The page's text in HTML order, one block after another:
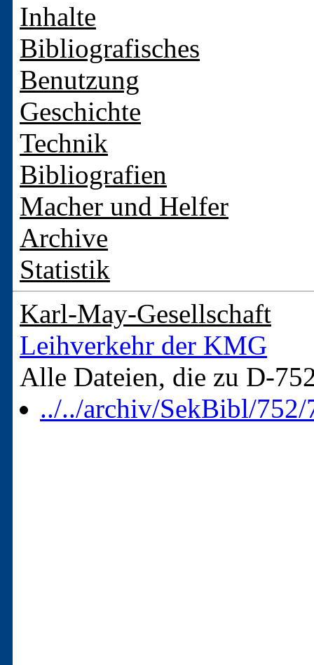
Inhalte
Bibliografisches
Benutzung
Geschichte
Technik
Bibliografien
Macher und Helfer
Archive
Statistik
Karl-May-Gesellschaft
Leihverkehr der KMG
Alle Dateien, die zu D-
../../archiv/SekBibl/752/